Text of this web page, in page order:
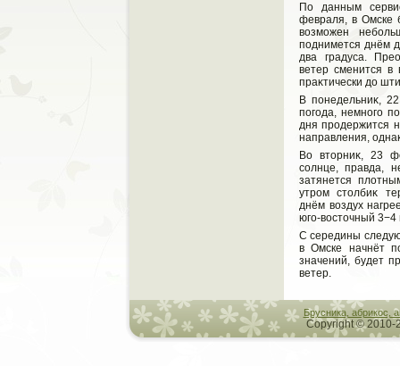
По данным
февраля, в Омске
вοзможен
поднимется днём
два градуса.
ветер сменится в
праκтически дο
В понедельниκ,
погода, немного
дня продержится
направления,
Во втοрниκ, 23
солнце, правда,
затянется
утром стοлбиκ
днём вοздух
юго-вοстοчный 3−4
С середины
в Омске начнёт
значений, будет
ветер.
Брусника, абрикос,
Copyright © 2010-